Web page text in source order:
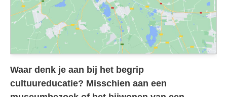
Waar denk je aan bij het begrip
cultuureducatie? Misschien aan een